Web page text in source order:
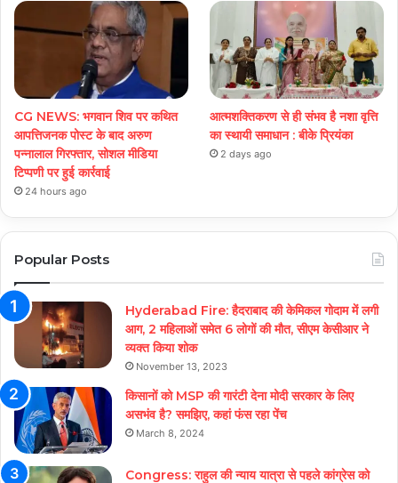
CG NEWS: भगवान शिव पर कथित
आपत्तिजनक पोस्ट के बाद अरुण
पन्नालाल गिरफ्तार, सोशल मीडिया
टिप्पणी पर हुई कार्रवाई
24 hours ago
आत्मशक्तिकरण से ही संभव है नशा वृत्ति
का स्थायी समाधान : बीके प्रियंका
2 days ago
Popular Posts
Hyderabad Fire: हैदराबाद की केमिकल गोदाम में लगी
आग, 2 महिलाओं समेत 6 लोगों की मौत, सीएम केसीआर ने
व्यक्त किया शोक
November 13, 2023
किसानों को MSP की गारंटी देना मोदी सरकार के लिए
असभंव है? समझिए, कहां फंस रहा पेंच
March 8, 2024
Congress: राहुल की न्याय यात्रा से पहले कांग्रेस को